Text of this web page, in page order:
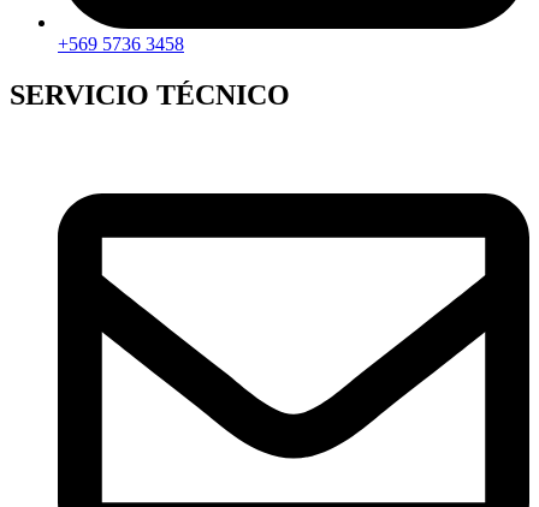
+569 5736 3458
SERVICIO TÉCNICO